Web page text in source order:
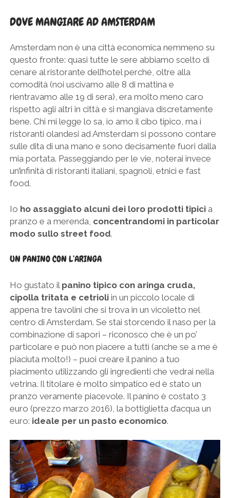
DOVE MANGIARE AD AMSTERDAM
Amsterdam non è una città economica nemmeno su
questo fronte: quasi tutte le sere abbiamo scelto di
cenare al ristorante dell’hotel perché, oltre alla
comodità (noi uscivamo alle 8 di mattina e
rientravamo alle 19 di sera), era molto meno caro
rispetto agli altri in città e si mangiava discretamente
bene. Chi mi legge lo sa, io amo il cibo tipico, ma i
ristoranti olandesi ad Amsterdam si possono contare
sulle dita di una mano e sono decisamente fuori dalla
mia portata. Passeggiando per le vie, noterai invece
un’infinità di ristoranti italiani, spagnoli, etnici e fast
food.
Io ho assaggiato alcuni dei loro prodotti tipicia
pranzo e a merenda, concentrandomi in particolar
modo sullo street food.
UN PANINO CON L’ARINGA
Ho gustato il panino tipico con aringa cruda,
cipolla tritata e cetrioliin un piccolo locale di
appena tre tavolini che si trova in un vicoletto nel
centro di Amsterdam. Se stai storcendo il naso per la
combinazione di sapori – riconosco che è un po’
particolare e può non piacere a tutti (anche se a me è
piaciuta molto!) – puoi creare il panino a tuo
piacimento utilizzando gli ingredienti che vedrai nella
vetrina. Il titolare è molto simpatico ed è stato un
pranzo veramente piacevole. Il panino è costato 3
euro (prezzo marzo 2016), la bottiglietta d’acqua un
euro: ideale per un pasto economico.